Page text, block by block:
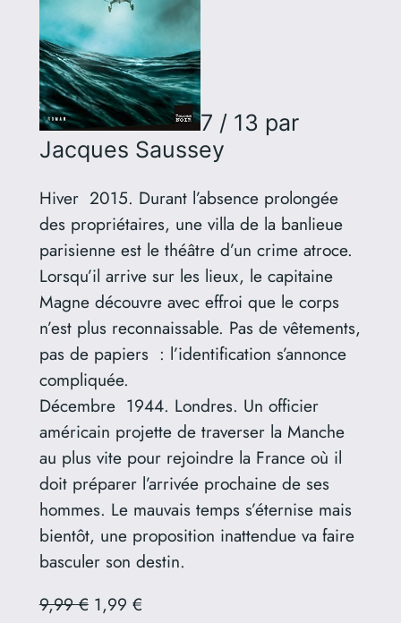
7 / 13 par
Jacques Saussey
Hiver 2015. Durant l’absence prolongée
des propriétaires, une villa de la banlieue
parisienne est le théâtre d’un crime atroce.
Lorsqu’il arrive sur les lieux, le capitaine
Magne découvre avec effroi que le corps
n’est plus reconnaissable. Pas de vêtements,
pas de papiers : l’identification s’annonce
compliquée.
Décembre 1944. Londres. Un officier
américain projette de traverser la Manche
au plus vite pour rejoindre la France où il
doit préparer l’arrivée prochaine de ses
hommes. Le mauvais temps s’éternise mais
bientôt, une proposition inattendue va faire
basculer son destin.
9,99 €1,99 €